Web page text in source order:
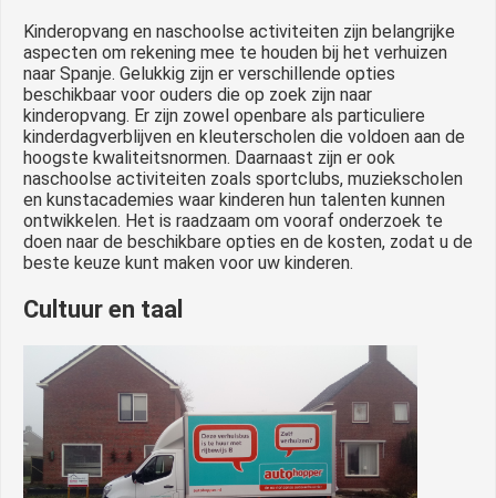
Kinderopvang en naschoolse activiteiten zijn belangrijke
aspecten om rekening mee te houden bij het verhuizen
naar Spanje. Gelukkig zijn er verschillende opties
beschikbaar voor ouders die op zoek zijn naar
kinderopvang. Er zijn zowel openbare als particuliere
kinderdagverblijven en kleuterscholen die voldoen aan de
hoogste kwaliteitsnormen. Daarnaast zijn er ook
naschoolse activiteiten zoals sportclubs, muziekscholen
en kunstacademies waar kinderen hun talenten kunnen
ontwikkelen. Het is raadzaam om vooraf onderzoek te
doen naar de beschikbare opties en de kosten, zodat u de
beste keuze kunt maken voor uw kinderen.
Cultuur en taal